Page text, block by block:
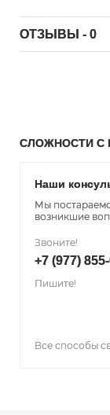
ОТЗЫВЫ - 0
СЛОЖНОСТИ С
Наши
Мы
возникшие
Звоните!
+7 (977)
Пишите!
Все способы